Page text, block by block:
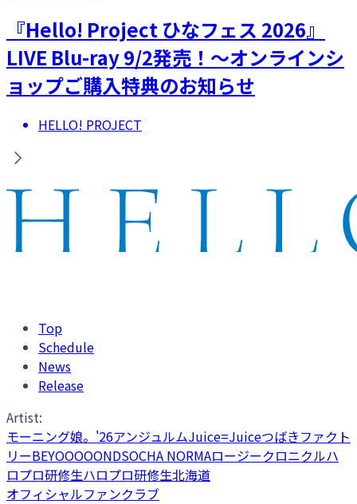
『Hello! Project ひなフェス 2026』
LIVE Blu-ray 9/2発売！～オンラインシ
ョップご購入特典のお知らせ
HELLO! PROJECT
Top
Schedule
News
Release
Artist:
モーニング娘。'26アンジュルムJuice=Juiceつばきファクト
リーBEYOOOOONDSOCHA NORMAロージークロニクルハ
ロプロ研修生ハロプロ研修生北海道
オフィシャルファンクラブ